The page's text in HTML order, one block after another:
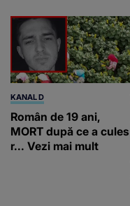
KANAL D
Român de 19 ani,
MORT după ce a cules
r... Vezi mai mult